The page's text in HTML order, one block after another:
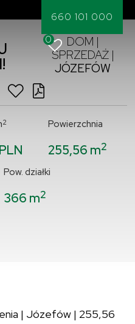
660 101 000
0
DOM |
SPRZEDAŻ |
JÓZEFÓW
2 Powierzchnia
255,56 m2
Pow. działki
366 m2
| Józefów | 255,56